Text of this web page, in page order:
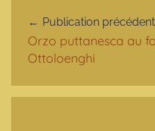
Publication
Orzo puttanesca au
Ottoloenghi